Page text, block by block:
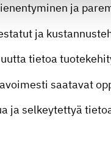
ja
ja
tietoa
saatavat
ja selkeytettyä